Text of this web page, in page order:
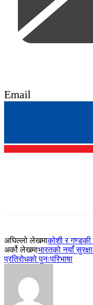
Email
अघिल्लो लेखमाकोशी र गण्डकी
अर्को लेखमाभारतको नयाँ
प्रतिरोधको पुनःपरिभाषा